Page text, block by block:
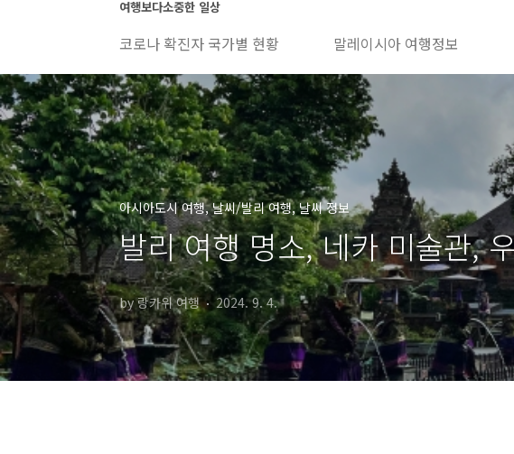
여행보다소중한 일상
코로나 확진자 국가별 현황 말레이시아 여행정보
아시아도시 여행, 날씨/발리 여행, 날씨 정보
발리 여행 명소, 네카 미술관,
by 랑카위 여행 2024. 9. 4.